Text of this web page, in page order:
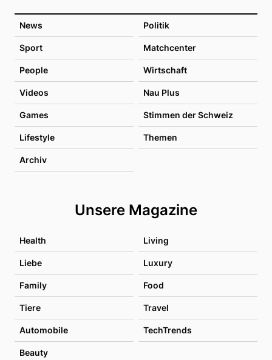
News Politik
Sport Matchcenter
People Wirtschaft
Videos Nau Plus
Games Stimmen der Schweiz
Lifestyle Themen
Archiv
Unsere Magazine
Health Living
Liebe Luxury
Family Food
Tiere Travel
Automobile TechTrends
Beauty